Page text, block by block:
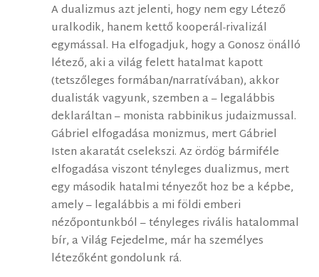
A dualizmus azt jelenti, hogy nem egy Létező
uralkodik, hanem kettő kooperál-rivalizál
egymással. Ha elfogadjuk, hogy a Gonosz önálló
létező, aki a világ felett hatalmat kapott
(tetszőleges formában/narratívában), akkor
dualisták vagyunk, szemben a – legalábbis
deklaráltan – monista rabbinikus judaizmussal.
Gábriel elfogadása monizmus, mert Gábriel
Isten akaratát cselekszi. Az ördög bármiféle
elfogadása viszont tényleges dualizmus, mert
egy második hatalmi tényezőt hoz be a képbe,
amely – legalábbis a mi földi emberi
nézőpontunkból – tényleges rivális hatalommal
bír, a Világ Fejedelme, már ha személyes
létezőként gondolunk rá.